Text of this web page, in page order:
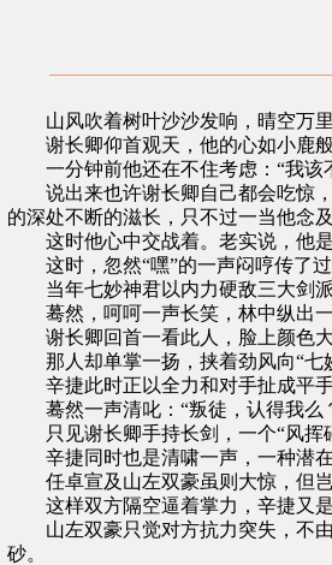
山风吹着树叶沙沙发响，晴空万里
谢长卿仰首观天，他的心如小鹿般
一分钟前他还在不住考虑：“我该
说出来也许谢长卿自己都会吃惊，
的深处不断的滋长，只不过一当他念
这时他心中交战着。老实说，他是
这时，忽然“嘿”的一声闷哼传了过
当年七妙神君以内力硬敌三大剑派
蓦然，呵呵一声长笑，林中纵出一
谢长卿回首一看此人，脸上颜色大
那人却单掌一扬，挟着劲风向“七
辛捷此时正以全力和对手扯成平手
蓦然一声清叱：“叛徒，认得我么
只见谢长卿手持长剑，一个“风挥
辛捷同时也是清啸一声，一种潜在
任卓宣及山左双豪虽则大惊，但岂
这样双方隔空逼着掌力，辛捷又是
山左双豪只觉对方抗力突失，不由
砂。